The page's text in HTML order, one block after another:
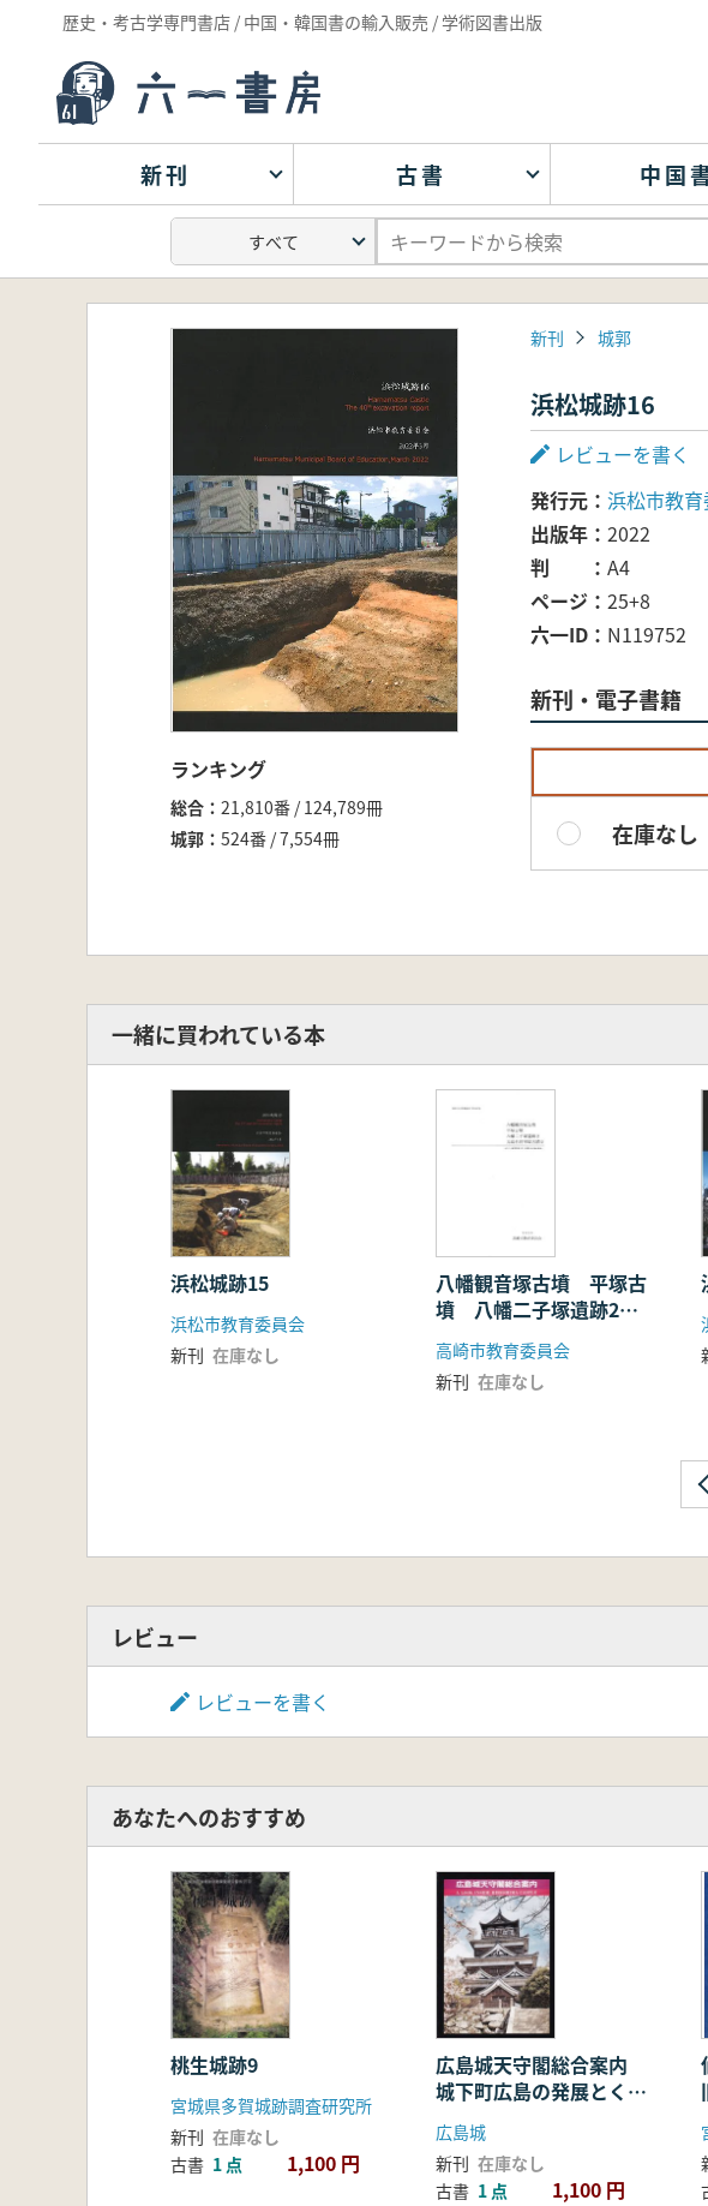
歴史・考古学専門書店 / 中国・韓国書の輸入販売 / 学術図書出版
新刊 古書 中国
ランキング
総合
21,810番 / 124,789冊
城郭
524番 / 7,554冊
新刊 城郭
浜松城跡16
レビューを書く
発行元
浜松市教
出版年
2022
判
A4
ページ
25+8
六一ID
N119752
新刊・電子書籍
在庫なし
一緒に買われている本
浜松城跡15
浜松市教育委員会
新刊 在庫なし
八幡観音塚古墳 平塚古
墳 八幡二子塚遺跡2
元島名将軍塚古墳2
高崎市教育委員会
新刊 在庫なし
レビュー
レビューを書く
あなたへのおすすめ
桃生城跡9
宮城県多賀城跡調査研究所
新刊 在庫なし
古書 1 点 1,100 円
広島城天守閣総合案内
城下町広島の発展とくら
し
広島城
新刊 在庫なし
古書 1 点 1,100 円